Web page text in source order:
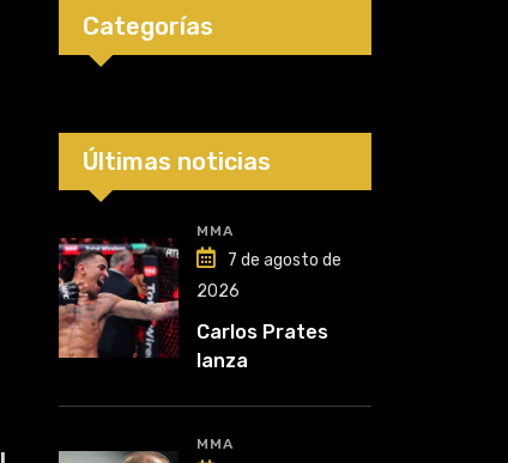
Categorías
Últimas noticias
MMA
7 de agosto de
2026
Carlos Prates
lanza
MMA